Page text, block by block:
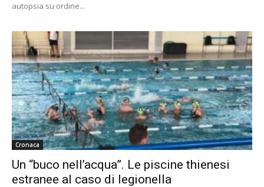
autopsia su ordine...
Cronaca
Un “buco nell’acqua”. Le piscine thienesi
estranee al caso di legionella